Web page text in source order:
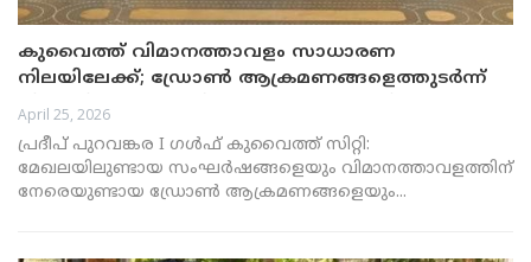
കുവൈത്ത് വിമാനത്താവളം സാധാരണ
നിലയിലേക്ക്; ഡ്രോൺ ആക്രമണങ്ങളെത്തുടർന്ന്
നിർത്തിവെച്ച സർവീസുകൾ പുനരാരംഭിക്കുന്നു
April 25, 2026
പ്രദീപ് പുറവങ്കര I ഗൾഫ് കുവൈത്ത് സിറ്റി:
മേഖലയിലുണ്ടായ സംഘർഷങ്ങളെയും വിമാനത്താവളത്തിന്
നേരെയുണ്ടായ ഡ്രോൺ ആക്രമണങ്ങളെയും...